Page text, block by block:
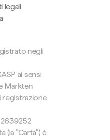
legali
negli
ai sensi
Markten
registrazione
2639252
(la "Carta") è